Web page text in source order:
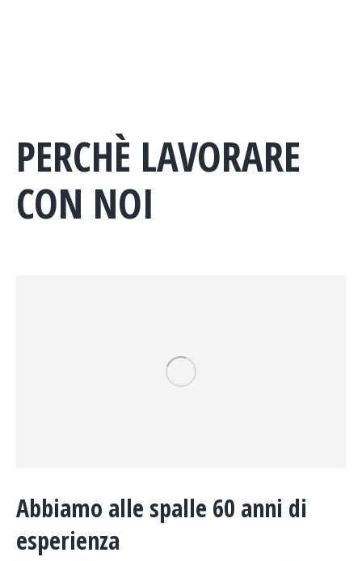
PERCHÈ LAVORARE
CON NOI
Abbiamo alle spalle 60 anni di
esperienza